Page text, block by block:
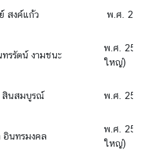
สงค์แก้ว พ.ศ. 2559
รรัตน์ งามชนะ
พ.ศ. 2560 –
ใหญ่)
สินสมบูรณ์ พ.ศ. 2562 –
อินทรมงคล
พ.ศ. 2564 -
ใหญ่)